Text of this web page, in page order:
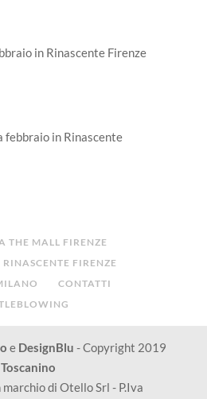
in Rinascente Firenze
in Rinascente
THE MALL FIRENZE
FIRENZE
CONTATTI
e DesignBlu - Copyright 2019
Toscanino
di Otello Srl - P.Iva